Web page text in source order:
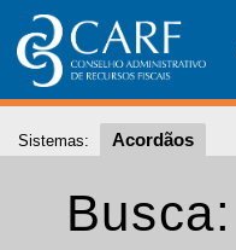
Sistemas: Acordãos
Busca: